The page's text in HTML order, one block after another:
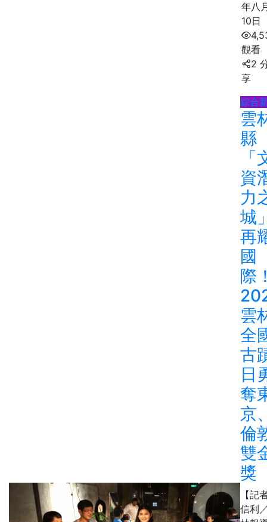
年八
10日
觀看
2
享
綜合
雲
縣
「
資
力
城
再
國
際
雲
全
古
日
奪
京
倫
雙
獎
【記
信利